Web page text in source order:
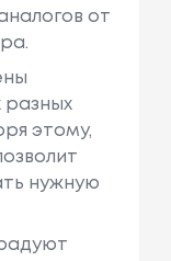
от
разных
этому,
нужную